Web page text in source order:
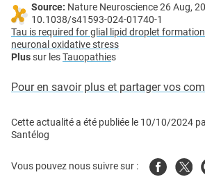
Source: Nature Neuroscience 26 Aug,
10.1038/s41593-024-01740-1
Tau is required for glial lipid droplet
neuronal oxidative stress
Plussur lesTauopathies
Pour en savoir plus et partager vos
Cette actualité a été publiée le 10/10/2024
Santélog
Vous pouvez nous suivre sur : Facebook